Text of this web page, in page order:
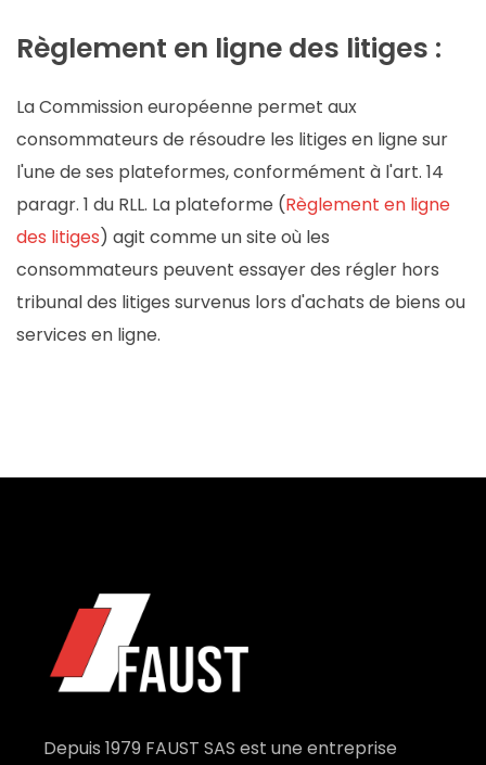
Règlement en ligne des litiges :
La Commission européenne permet aux
consommateurs de résoudre les litiges en ligne sur
l'une de ses plateformes, conformément à l'art. 14
paragr. 1 du RLL. La plateforme (Règlement en ligne
des litiges) agit comme un site où les
consommateurs peuvent essayer des régler hors
tribunal des litiges survenus lors d'achats de biens ou
services en ligne.
Depuis 1979 FAUST SAS est une entreprise